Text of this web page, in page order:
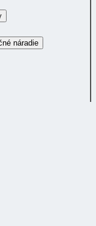
náradie